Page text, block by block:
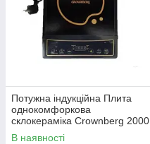
Потужна індукційна Плита
однокомфоркова
склокераміка Crownberg 2000
Вт
В наявності